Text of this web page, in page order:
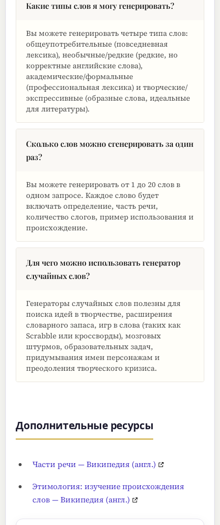
Какие типы слов я могу генерировать?
Вы можете генерировать четыре типа слов:
общеупотребительные (повседневная
лексика), необычные/редкие (редкие, но
корректные английские слова),
академические/формальные
(профессиональная лексика) и творческие/
экспрессивные (образные слова, идеальные
для литературы).
Сколько слов можно сгенерировать за один
раз?
Вы можете генерировать от 1 до 20 слов в
одном запросе. Каждое слово будет
включать определение, часть речи,
количество слогов, пример использования и
происхождение.
Для чего можно использовать генератор
случайных слов?
Генераторы случайных слов полезны для
поиска идей в творчестве, расширения
словарного запаса, игр в слова (таких как
Scrabble или кроссворды), мозговых
штурмов, образовательных задач,
придумывания имен персонажам и
преодоления творческого кризиса.
Дополнительные ресурсы
Части речи — Википедия (англ.)
Этимология: изучение происхождения
слов — Википедия (англ.)